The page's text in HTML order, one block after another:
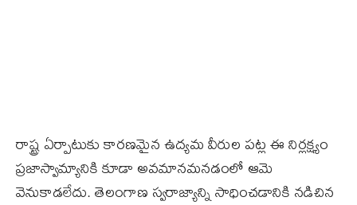
రాష్ట్ర ఏర్పాటుకు కారణమైన ఉద్యమ వీరుల పట్ల ఈ నిర్లక్ష్యం
ప్రజాస్వామ్యానికి కూడా అవమానమనడంలో ఆమె
వెనుకాడలేదు. తెలంగాణ స్వరాజ్యాన్ని సాధించడానికి నడిచిన